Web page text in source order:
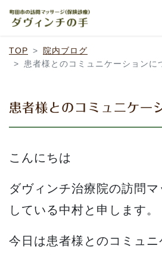
者様とのコミュニケ
院内ブログ
TOP
院内ブログ
患者様とのコミュニケーションに
患者様とのコミュニケー
こんにちは
ダヴィンチ治療院の訪問
している中村と申します。
今日は患者様とのコミュ